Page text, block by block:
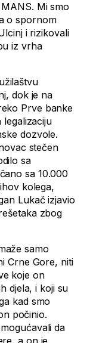
Mi smo
o spornom
i rizikovali
iz vrha
dok je na
Prve banke
dozvole.
stečen
sa
sa 10.000
kolega,
Lukač izjavio
zbog
samo
Crne Gore, niti
koje on
djela, i koji su
kad smo
počinio.
da